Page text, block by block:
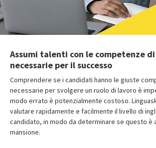
Assumi talenti con le competenze
necessarie per il successo
Comprendere se i candidati hanno le giuste
necessarie per svolgere un ruolo di lavoro è
modo errato è potenzialmente costoso.
valutare rapidamente e facilmente il livello di
candidato, in modo da determinare se questo è
mansione.